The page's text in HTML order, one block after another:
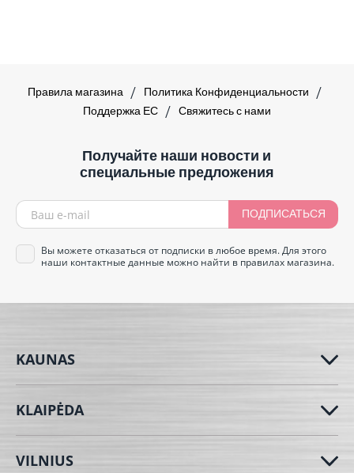
Правила магазина
Политика Конфиденциальности
Поддержка ЕС
Свяжитесь с нами
Получайте наши новости и
специальные предложения
ПОДПИСАТЬСЯ
Вы можете отказаться от подписки в любое время. Для этого
наши контактные данные можно найти в правилах магазина.
KAUNAS
KLAIPĖDA
VILNIUS